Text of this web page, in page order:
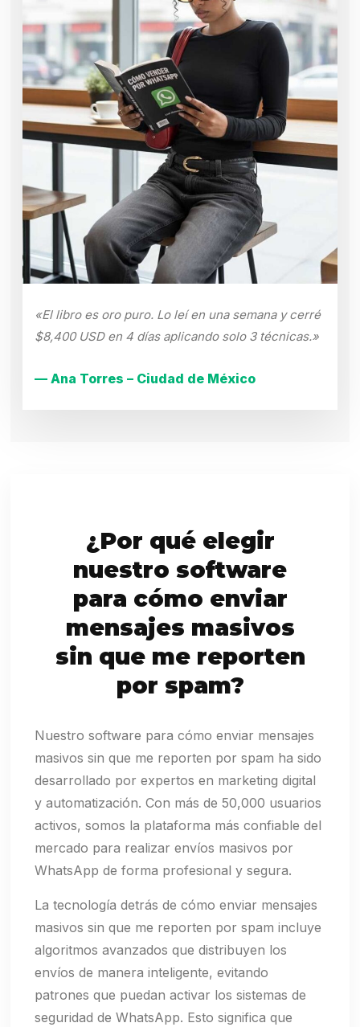
«El libro es oro puro. Lo leí en una semana y cerré
$8,400 USD en 4 días aplicando solo 3 técnicas.»
— Ana Torres – Ciudad de México
¿Por qué elegir
nuestro software
para cómo enviar
mensajes masivos
sin que me reporten
por spam?
Nuestro software para cómo enviar mensajes
masivos sin que me reporten por spam ha sido
desarrollado por expertos en marketing digital
y automatización. Con más de 50,000 usuarios
activos, somos la plataforma más confiable del
mercado para realizar envíos masivos por
WhatsApp de forma profesional y segura.
La tecnología detrás de cómo enviar mensajes
masivos sin que me reporten por spam incluye
algoritmos avanzados que distribuyen los
envíos de manera inteligente, evitando
patrones que puedan activar los sistemas de
seguridad de WhatsApp. Esto significa que